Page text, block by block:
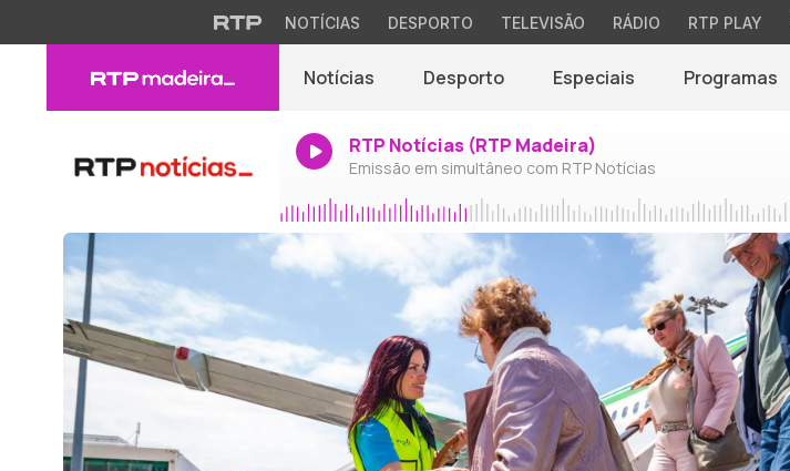
NOTÍCIAS DESPORTO TELEVISÃO RÁDIO RTP PLAY
Notícias Desporto Especiais Programas
RTP Notícias (RTP Madeira)
Emissão em simultâneo com RTP Notícias